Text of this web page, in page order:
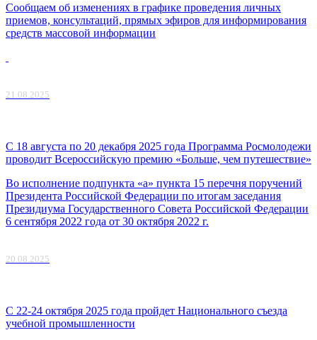
Сообщаем об изменениях в графике проведения личных
приемов, консультаций, прямых эфиров для информирования
средств массовой информации
21.08.2025
С 18 августа по 20 декабря 2025 года Программа Росмолодежи
проводит Всероссийскую премию «Больше, чем путешествие»
Во исполнение подпункта «а» пункта 15 перечня поручений
Президента Российской Федерации по итогам заседания
Президиума Государственного Совета Российской Федерации
6 сентября 2022 года от 30 октября 2022 г.
20.08.2025
С 22-24 октября 2025 года пройдет Национального съезда
учебной промышленности